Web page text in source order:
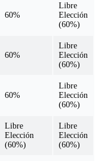
60%
Libre
Elección
(60%)
60%
Libre
Elección
(60%)
60%
Libre
Elección
(60%)
Libre
Elección
(60%)
Libre
Elección
(60%)